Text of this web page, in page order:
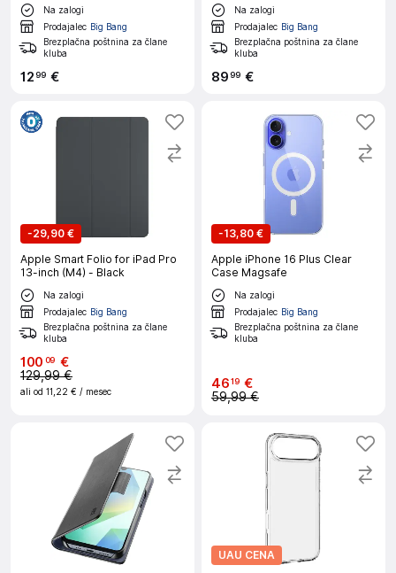
Na zalogi
Prodajalec Big Bang
Brezplačna poštnina za člane
kluba
1299 €
Na zalogi
Prodajalec Big Bang
Brezplačna poštnina za člane
kluba
8999 €
-29,90 €
Apple Smart Folio for iPad Pro
13-inch (M4) - Black
Na zalogi
Prodajalec Big Bang
Brezplačna poštnina za člane
kluba
100 09 €
129,99 €
ali od 11,22 € / mesec
-13,80 €
Apple iPhone 16 Plus Clear
Case Magsafe
Na zalogi
Prodajalec Big Bang
Brezplačna poštnina za člane
kluba
4619 €
59,99 €
UAU CENA